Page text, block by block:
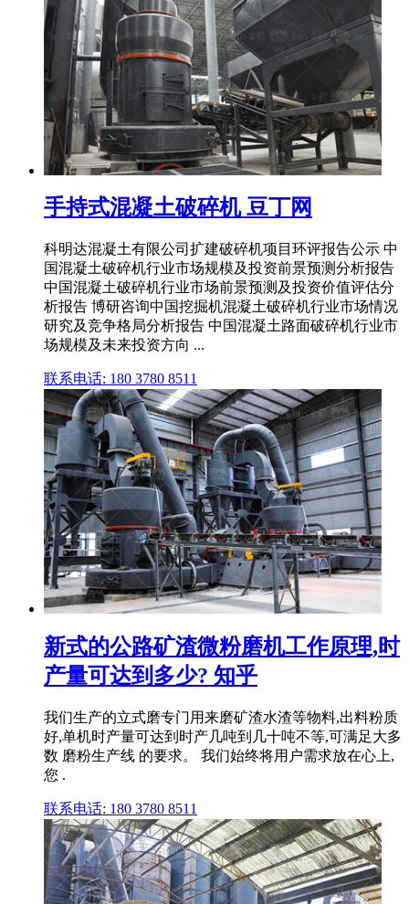
手持式混凝土破碎机 豆丁网
科明达混凝土有限公司扩建破碎机项目环评报告公示 中
国混凝土破碎机行业市场规模及投资前景预测分析报告
中国混凝土破碎机行业市场前景预测及投资价值评估分
析报告 博研咨询中国挖掘机混凝土破碎机行业市场情况
研究及竞争格局分析报告 中国混凝土路面破碎机行业市
场规模及未来投资方向 ...
联系电话: 180 3780 8511
新式的公路矿渣微粉磨机工作原理,时
产量可达到多少? 知乎
我们生产的立式磨专门用来磨矿渣水渣等物料,出料粉质
好,单机时产量可达到时产几吨到几十吨不等,可满足大多
数 磨粉生产线 的要求。 我们始终将用户需求放在心上,
您 .
联系电话: 180 3780 8511